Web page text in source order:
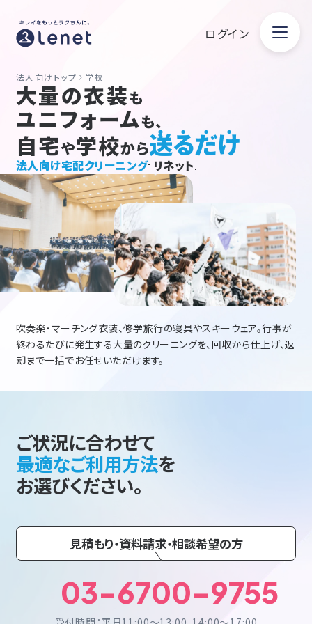
ログイン
法人向けトップ 学校
大量の衣装も
ユニフォームも、
自宅や学校から送るだけ
法人向け宅配クリーニング リネット
吹奏楽・マーチング衣装、修学旅行の寝具やスキーウェア。行事が
終わるたびに発生する大量のクリーニングを、回収から仕上げ、返
却まで一括でお任せいただけます。
ご状況に合わせて
最適なご利用方法を
お選びください。
見積もり・資料請求・相談希望の方
03-6700-9755